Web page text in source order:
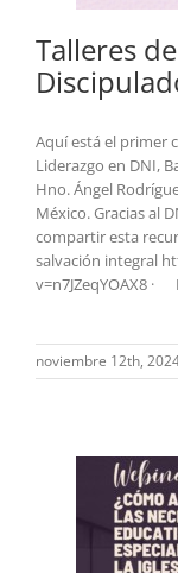
Talleres
Aquí está el primer
Liderazgo en DNI,
Hno. Ángel
México. Gracias al
compartir esta
salvación integral
v=n7JZeqYOAX8 ·
noviembre 12th,